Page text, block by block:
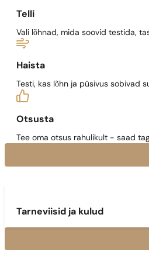
Telli
Vali lõhnad, mida soovid testida,
Haista
Testi, kas lõhn ja püsivus sobivad
Otsusta
Tee oma otsus rahulikult - saad
Tarneviisid ja kulud